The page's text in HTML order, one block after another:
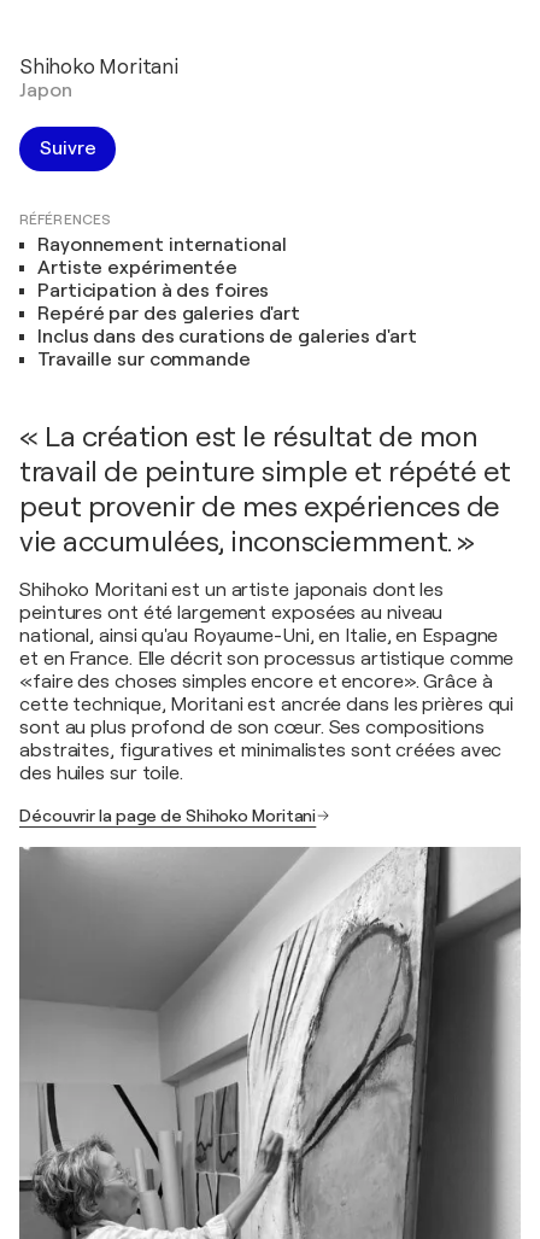
Shihoko Moritani
Japon
Suivre
RÉFÉRENCES
Rayonnement international
Artiste expérimentée
Participation à des foires
Repéré par des galeries d'art
Inclus dans des curations de galeries d'art
Travaille sur commande
« La création est le résultat de mon
travail de peinture simple et répété et
peut provenir de mes expériences de
vie accumulées, inconsciemment. »
Shihoko Moritani est un artiste japonais dont les
peintures ont été largement exposées au niveau
national, ainsi qu'au Royaume-Uni, en Italie, en Espagne
et en France. Elle décrit son processus artistique comme
«faire des choses simples encore et encore». Grâce à
cette technique, Moritani est ancrée dans les prières qui
sont au plus profond de son cœur. Ses compositions
abstraites, figuratives et minimalistes sont créées avec
des huiles sur toile.
Découvrir la page de Shihoko Moritani